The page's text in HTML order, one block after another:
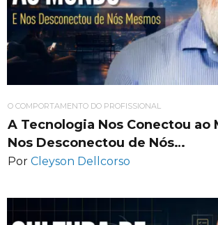
O COMPORTAMENTO DO PROFISSIONAL
A Tecnologia Nos Conectou ao
Nos Desconectou de Nós…
Por Cleyson Dellcorso